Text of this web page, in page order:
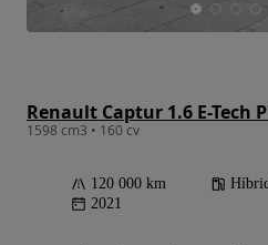
Renault Captur 1.6 E-Tech
1598 cm3 • 160 cv
120 000 km
2021